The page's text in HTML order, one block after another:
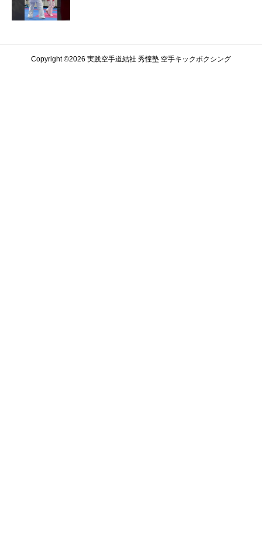
Copyright ©️2026 実践空手道結社 秀憧塾 空手キックボクシング